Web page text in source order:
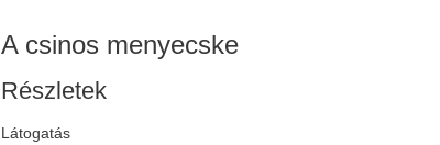
A csinos menyecske
Részletek
Látogatás